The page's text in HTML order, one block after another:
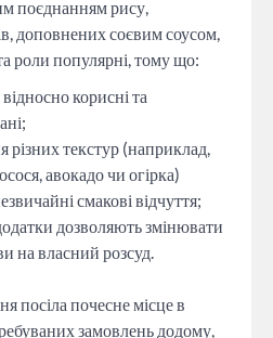
поєднанням рису,
доповнених соєвим соусом,
роли популярні, тому що:
корисні та
різних текстур (наприклад,
авокадо чи огірка)
смакові відчуття;
дозволяють змінювати
на власний розсуд.
посіла почесне місце в
замовлень додому,